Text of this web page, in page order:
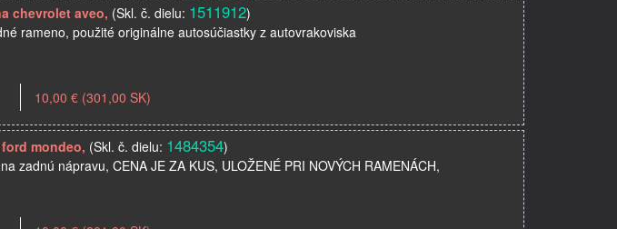
chevrolet aveo, (Skl. č. dielu: 1511912)
rameno, použité originálne autosúčiastky z autovrakoviska
10,00 € (301,00 SK)
mondeo, (Skl. č. dielu: 1484354)
nápravu, CENA JE ZA KUS, ULOŽENÉ PRI NOVÝCH RAMENÁCH,